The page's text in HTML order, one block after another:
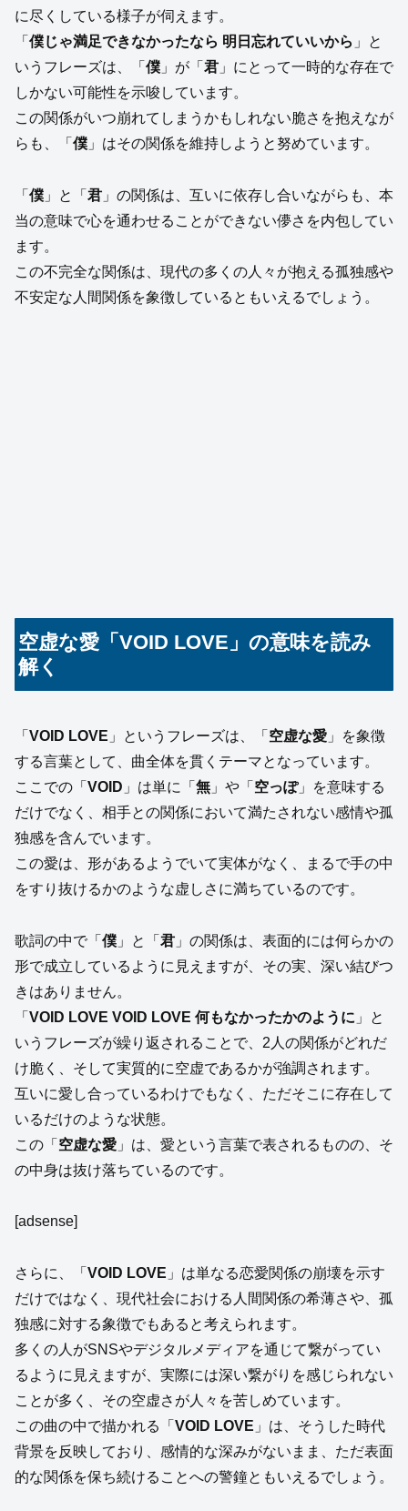
に尽くしている様子が伺えます。
「 僕じゃ満足できなかったなら 明日忘れていいから 」と
いうフレーズは、「 僕 」が「 君 」にとって一時的な存在で
しかない可能性を示唆しています。
この関係がいつ崩れてしまうかもしれない脆さを抱えなが
らも、「 僕 」はその関係を維持しようと努めています。
「 僕 」と「 君 」の関係は、互いに依存し合いながらも、本
当の意味で心を通わせることができない儚さを内包してい
ます。
この不完全な関係は、現代の多くの人々が抱える孤独感や
不安定な人間関係を象徴しているともいえるでしょう。
空虚な愛「VOID LOVE」の意味を読み
解く
「 VOID LOVE 」というフレーズは、「 空虚な愛 」を象徴
する言葉として、曲全体を貫くテーマとなっています。
ここでの「 VOID 」は単に「 無 」や「 空っぽ」を意味する
だけでなく、相手との関係において満たされない感情や孤
独感を含んでいます。
この愛は、形があるようでいて実体がなく、まるで手の中
をすり抜けるかのような虚しさに満ちているのです。
歌詞の中で「 僕 」と「 君 」の関係は、表面的には何らかの
形で成立しているように見えますが、その実、深い結びつ
きはありません。
「 VOID LOVE VOID LOVE 何もなかったかのように 」と
いうフレーズが繰り返されることで、2人の関係がどれだ
け脆く、そして実質的に空虚であるかが強調されます。
互いに愛し合っているわけでもなく、ただそこに存在して
いるだけのような状態。
この「 空虚な愛 」は、愛という言葉で表されるものの、そ
の中身は抜け落ちているのです。
[adsense]
さらに、「 VOID LOVE 」は単なる恋愛関係の崩壊を示す
だけではなく、現代社会における人間関係の希薄さや、孤
独感に対する象徴でもあると考えられます。
多くの人がSNSやデジタルメディアを通じて繋がってい
るように見えますが、実際には深い繋がりを感じられない
ことが多く、その空虚さが人々を苦しめています。
この曲の中で描かれる「 VOID LOVE 」は、そうした時代
背景を反映しており、感情的な深みがないまま、ただ表面
的な関係を保ち続けることへの警鐘ともいえるでしょう。